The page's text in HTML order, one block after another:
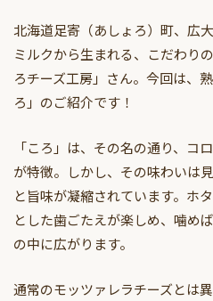
北海道足寄（あしょろ）町、広
ミルクから生まれる、こだわり
ろチーズ工房」さん。今回は、
ろ」のご紹介です！
「ころ」は、その名の通り、コ
が特徴。しかし、その味わいは
と旨味が凝縮されています。ホ
とした歯ごたえが楽しめ、噛め
の中に広がります。
通常のモッツァレラチーズとは